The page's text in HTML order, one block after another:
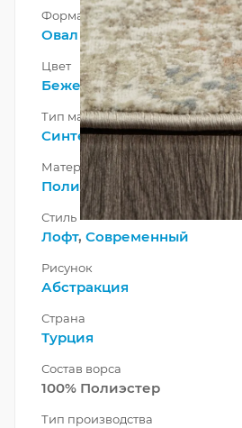
Форма
Овал
Цвет
Бежевый
Тип материала
Синтетический
Материал
Полиэстер
Стиль
Лофт, Современный
Рисунок
Абстракция
Страна
Турция
Состав ворса
100% Полиэстер
Тип производства